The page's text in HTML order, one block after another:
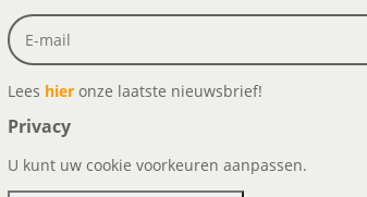
Lees hier onze laatste nieuwsbrief!
Privacy
U kunt uw cookie voorkeuren aanpassen.